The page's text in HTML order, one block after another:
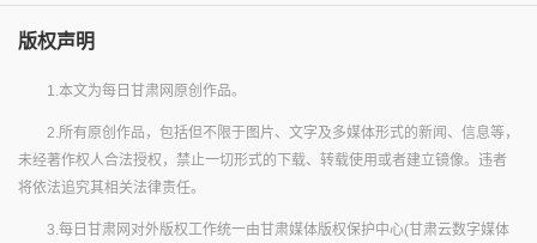
版权声明
1.本文为每日甘肃网原创作品。
2.所有原创作品，包括但不限于图片、文字及多媒体形式的新闻、信息等，
未经著作权人合法授权，禁止一切形式的下载、转载使用或者建立镜像。违者
将依法追究其相关法律责任。
3.每日甘肃网对外版权工作统一由甘肃媒体版权保护中心(甘肃云数字媒体